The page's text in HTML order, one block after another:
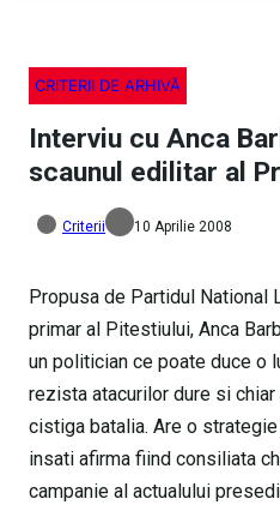
CRITERII DE ARHIVĂ
Interviu cu Anca
scaunul edilitar al
Criterii 10 Aprilie 2008
Propusa de Partidul National
primar al Pitestiului, Anca
un politician ce poate duce o
rezista atacurilor dure si
cistiga batalia. Are o
insati afirma fiind consiliata
campanie al actualului